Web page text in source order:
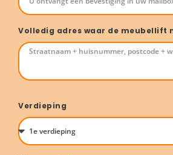
Volledig adres waar de meubellift
Verdieping